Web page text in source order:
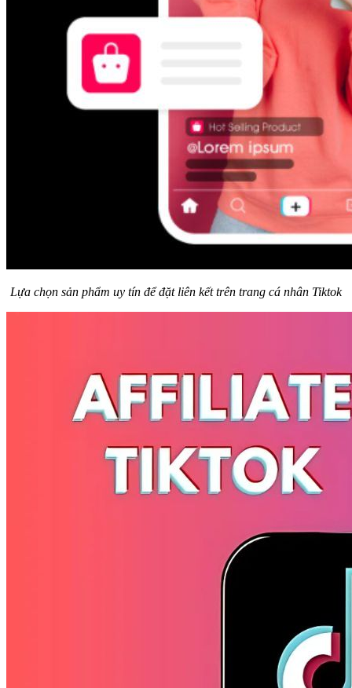
Lựa chọn sản phẩm uy tín để đặt liên kết trên trang cá nhân Tiktok